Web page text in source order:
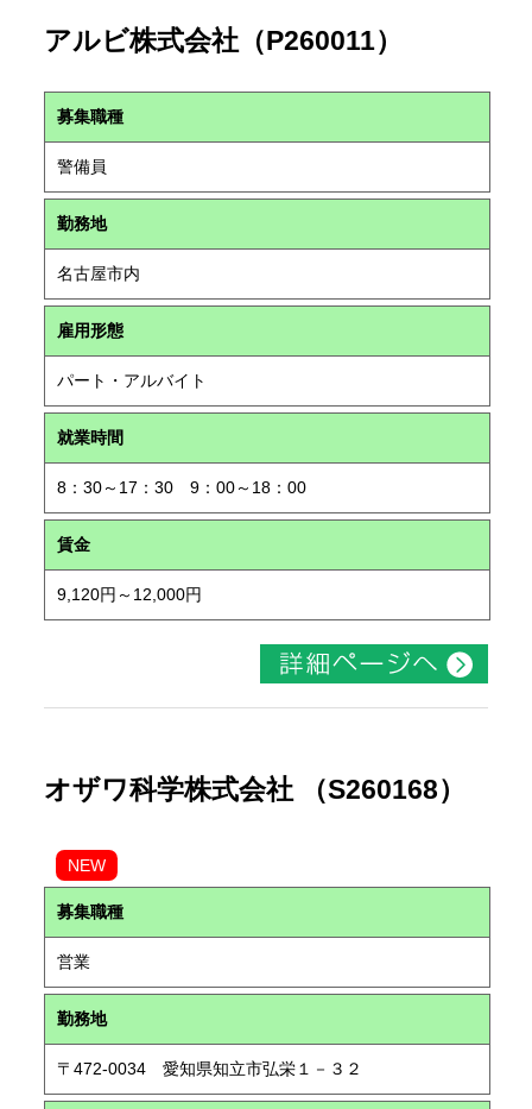
アルビ株式会社（P260011）
募集職種
警備員
勤務地
名古屋市内
雇用形態
パート・アルバイト
就業時間
8：30～17：30 9：00～18：00
賃金
9,120円～12,000円
オザワ科学株式会社 （S260168）
NEW
募集職種
営業
勤務地
〒472-0034 愛知県知立市弘栄１－３２